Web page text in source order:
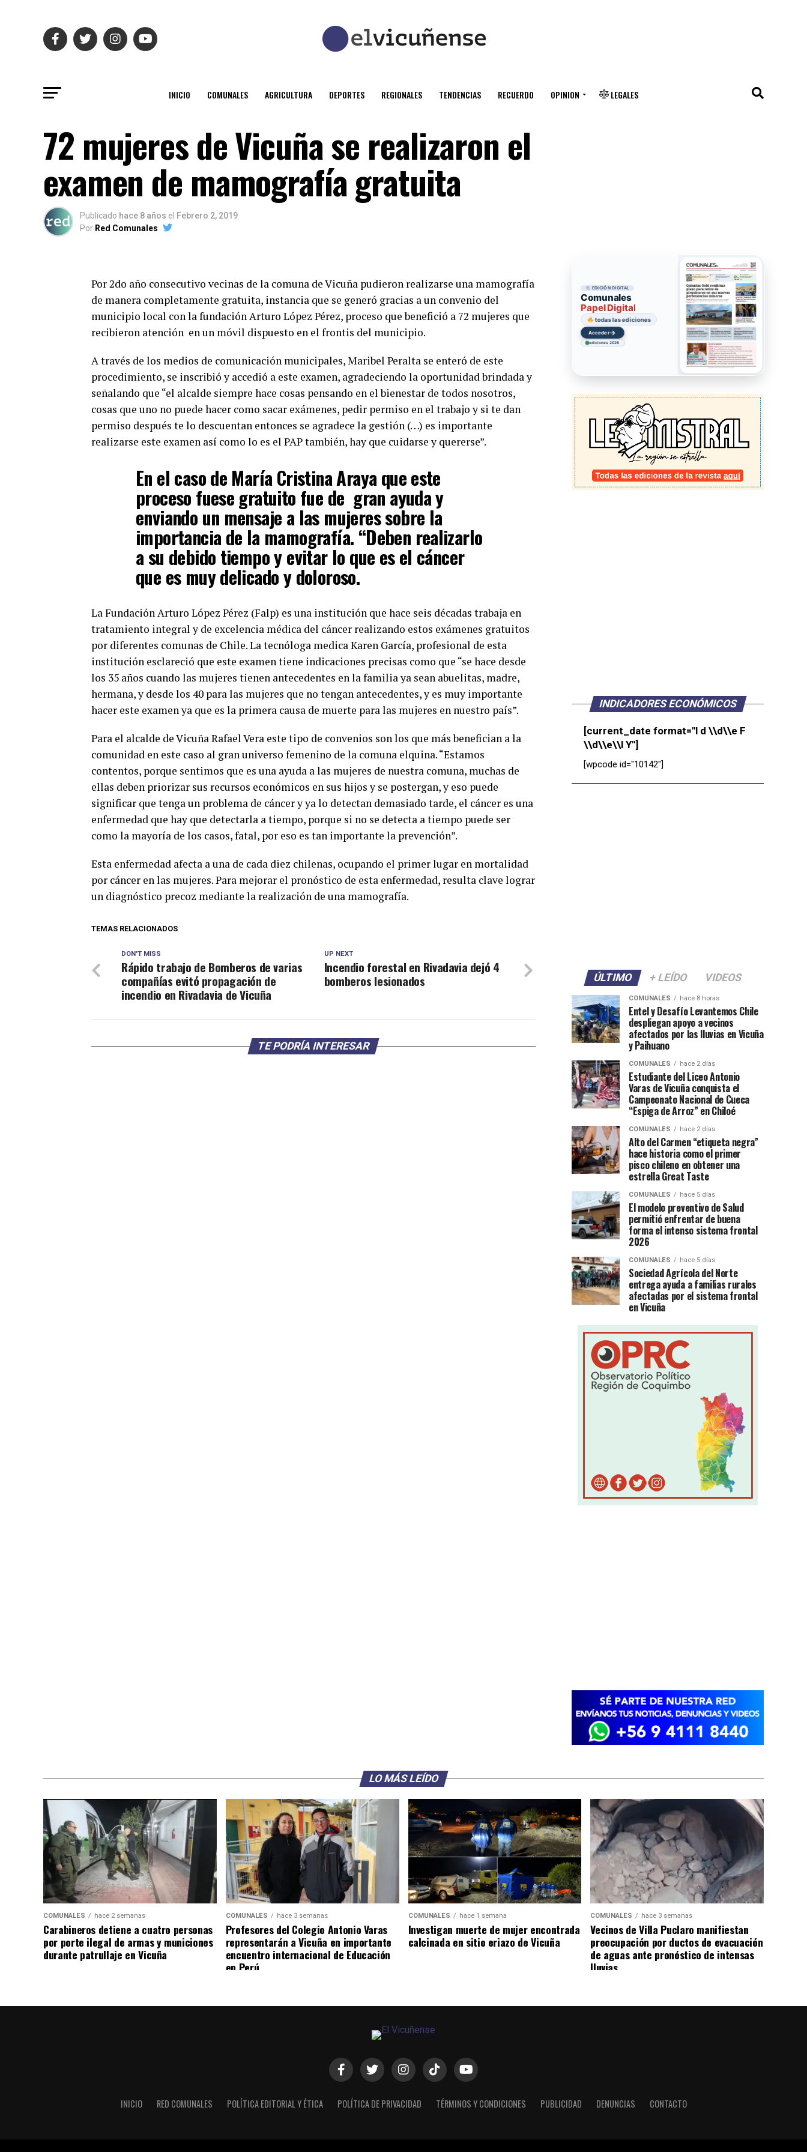
INICIO COMUNALES AGRICULTURA DEPORTES REGIONALES TENDENCIAS RECUERDO OPINION LEGALES
72 mujeres de Vicuña se realizaron el
examen de mamografía gratuita
Publicado hace 8 años el Febrero 2, 2019
Por Red Comunales
Por 2do año consecutivo vecinas de la comuna de Vicuña pudieron realizarse una mamografía
de manera completamente gratuita, instancia que se generó gracias a un convenio del
municipio local con la fundación Arturo López Pérez, proceso que benefició a 72 mujeres que
recibieron atención en un móvil dispuesto en el frontis del municipio.
A través de los medios de comunicación municipales, Maribel Peralta se enteró de este
procedimiento, se inscribió y accedió a este examen, agradeciendo la oportunidad brindada y
señalando que “el alcalde siempre hace cosas pensando en el bienestar de todos nosotros,
cosas que uno no puede hacer como sacar exámenes, pedir permiso en el trabajo y si te dan
permiso después te lo descuentan entonces se agradece la gestión (…) es importante
realizarse este examen así como lo es el PAP también, hay que cuidarse y quererse”.
En el caso de María Cristina Araya que este
proceso fuese gratuito fue de gran ayuda y
enviando un mensaje a las mujeres sobre la
importancia de la mamografía. “Deben realizarlo
a su debido tiempo y evitar lo que es el cáncer
que es muy delicado y doloroso.
La Fundación Arturo López Pérez (Falp) es una institución que hace seis décadas trabaja en
tratamiento integral y de excelencia médica del cáncer realizando estos exámenes gratuitos
por diferentes comunas de Chile. La tecnóloga medica Karen García, profesional de esta
institución esclareció que este examen tiene indicaciones precisas como que “se hace desde
los 35 años cuando las mujeres tienen antecedentes en la familia ya sean abuelitas, madre,
hermana, y desde los 40 para las mujeres que no tengan antecedentes, y es muy importante
hacer este examen ya que es la primera causa de muerte para las mujeres en nuestro país”.
Para el alcalde de Vicuña Rafael Vera este tipo de convenios son los que más benefician a la
comunidad en este caso al gran universo femenino de la comuna elquina. “Estamos
contentos, porque sentimos que es una ayuda a las mujeres de nuestra comuna, muchas de
ellas deben priorizar sus recursos económicos en sus hijos y se postergan, y eso puede
significar que tenga un problema de cáncer y ya lo detectan demasiado tarde, el cáncer es una
enfermedad que hay que detectarla a tiempo, porque si no se detecta a tiempo puede ser
como la mayoría de los casos, fatal, por eso es tan importante la prevención”.
Esta enfermedad afecta a una de cada diez chilenas, ocupando el primer lugar en mortalidad
por cáncer en las mujeres. Para mejorar el pronóstico de esta enfermedad, resulta clave lograr
un diagnóstico precoz mediante la realización de una mamografía.
TEMAS RELACIONADOS
UP NEXT
Incendio forestal en Rivadavia dejó 4
bomberos lesionados
DON'T MISS
Rápido trabajo de Bomberos de varias
compañías evitó propagación de
incendio en Rivadavia de Vicuña
TE PODRÍA INTERESAR
EDICIÓN DIGITAL
Comunales
Papel Digital
todas las ediciones
Acceder→
ediciones 2026
INDICADORES ECONÓMICOS
[current_date format="l d \\d\\e F
\\d\\e\\l Y"]
[wpcode id="10142"]
ÚLTIMO + LEÍDO VIDEOS
COMUNALES hace 8 horas
Entel y Desafío Levantemos Chile
despliegan apoyo a vecinos
afectados por las lluvias en Vicuña
y Paihuano
COMUNALES hace 2 días
Estudiante del Liceo Antonio
Varas de Vicuña conquista el
Campeonato Nacional de Cueca
“Espiga de Arroz” en Chiloé
COMUNALES hace 2 días
Alto del Carmen “etiqueta negra”
hace historia como el primer
pisco chileno en obtener una
estrella Great Taste
COMUNALES hace 5 días
El modelo preventivo de Salud
permitió enfrentar de buena
forma el intenso sistema frontal
2026
COMUNALES hace 5 días
Sociedad Agrícola del Norte
entrega ayuda a familias rurales
afectadas por el sistema frontal
en Vicuña
LO MÁS LEÍDO
COMUNALES hace 2 semanas
Carabineros detiene a cuatro personas
por porte ilegal de armas y municiones
durante patrullaje en Vicuña
COMUNALES hace 3 semanas
Profesores del Colegio Antonio Varas
representarán a Vicuña en importante
encuentro internacional de Educación
en Perú
COMUNALES hace 1 semana
Investigan muerte de mujer encontrada
calcinada en sitio eriazo de Vicuña
COMUNALES hace 3 semanas
Vecinos de Villa Puclaro manifiestan
preocupación por ductos de evacuación
de aguas ante pronóstico de intensas
lluvias
INICIO RED COMUNALES POLÍTICA EDITORIAL Y ÉTICA POLÍTICA DE PRIVACIDAD TÉRMINOS Y CONDICIONES PUBLICIDAD DENUNCIAS CONTACTO